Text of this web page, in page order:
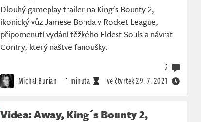
Dlouhý gameplay trailer na King's Bounty 2,
ikonický vůz Jamese Bonda v Rocket League,
připomenutí vydání těžkého Eldest Souls a návrat
Contry, který naštve fanoušky.
Michal Burian 1 minuta ve čtvrtek29. 7. 2021
2
Videa: Away, King´s Bounty 2,